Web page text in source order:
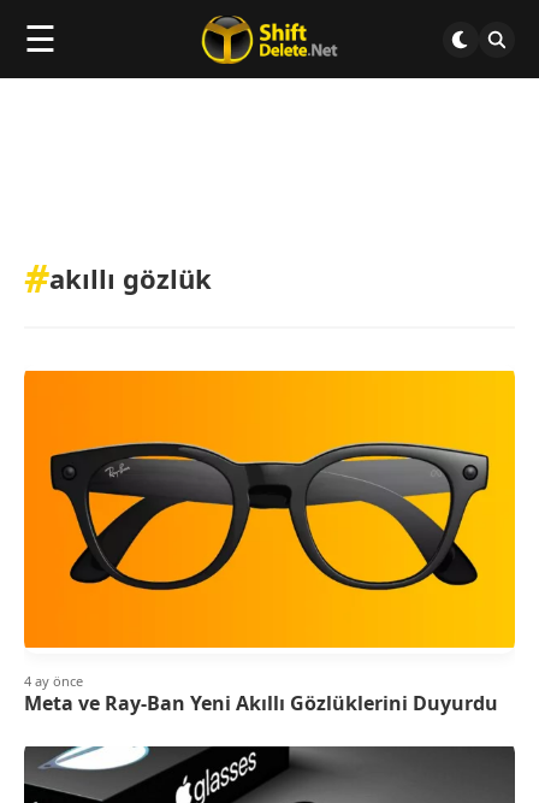
☰
#akıllı gözlük
4 ay önce
Meta ve Ray-Ban Yeni Akıllı Gözlüklerini Duyurdu